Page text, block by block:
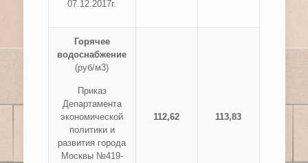
07.12.2017г.
Горячее
водоснабжение
(руб/м3)
Приказ
Департамента
экономической
политики и
развития города
Москвы №419-
112,62 113,83